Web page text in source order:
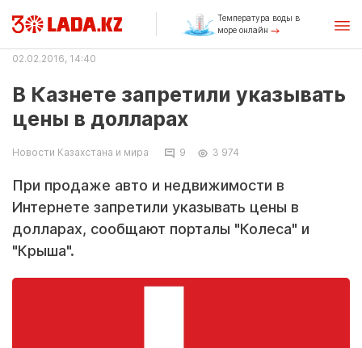
Температура воды в
море онлайн
02.02.2016, 14:40
В Казнете запретили указывать
цены в долларах
Новости Казахстана и мира 9 3 974
При продаже авто и недвижимости в
Интернете запретили указывать цены в
долларах, сообщают порталы "Колеса" и
"Крыша".